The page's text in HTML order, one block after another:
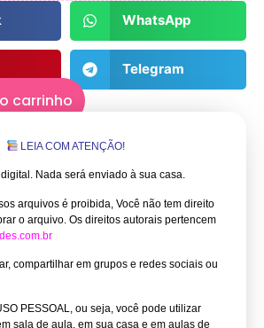
WhatsApp
Telegram
carrinho
LEIA COM ATENÇÃO!
Nada será enviado à sua casa.
arquivos é proibida, Você não tem direito
o arquivo. Os direitos autorais pertencem
compartilhar em grupos e redes sociais ou
PESSOAL, ou seja, você pode utilizar
sala de aula, em sua casa e em aulas de